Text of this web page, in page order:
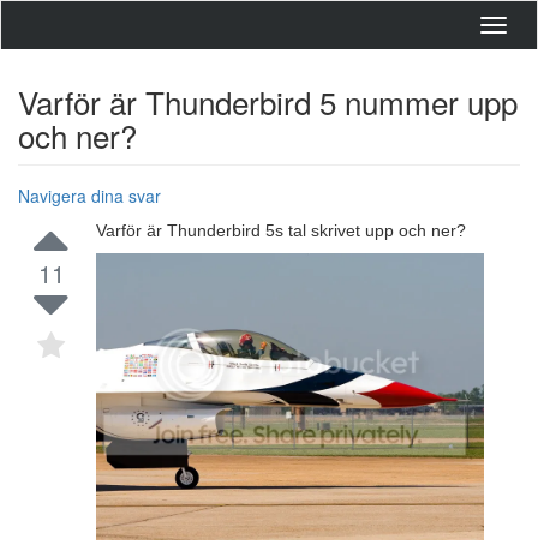
Varför är Thunderbird 5 nummer upp
och ner?
Navigera dina svar
11
Varför är Thunderbird 5s tal skrivet upp och ner?